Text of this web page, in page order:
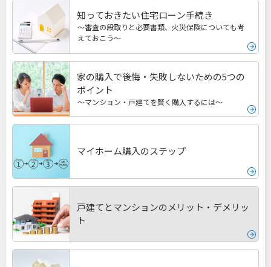
知っておきたい住宅ローン手続き
～審査の段取りと必要書類、火災保険についても考
えておこう～
家の購入で後悔・失敗しないための5つの
ポイント
～マンション・戸建てを賢く購入するには～
マイホーム購入のステップ
戸建てとマンションのメリット・デメリッ
ト